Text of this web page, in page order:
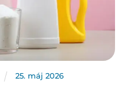
25. máj 2026